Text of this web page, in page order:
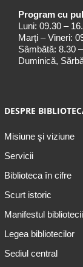
Program cu
Luni: 09.30 –
Marți – Vineri:
Sâmbătă: 8.30
Duminică,
DESPRE
Misiune şi viziune
Servicii
Biblioteca în cifre
Scurt istoric
Manifestul
Legea bibliotecilor
Sediul central